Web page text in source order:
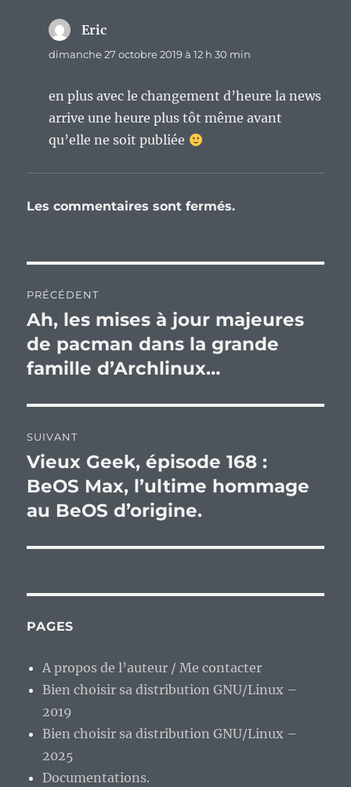
Eric
dimanche 27 octobre 2019 à 12 h 30 min
en plus avec le changement d’heure la news
arrive une heure plus tôt même avant
qu’elle ne soit publiée
Les commentaires sont fermés.
de
l’article
PRÉCÉDENT
Publication
précédente :
Ah, les mises à jour majeures
de pacman dans la grande
famille d’Archlinux…
SUIVANT
Publication
suivante :
Vieux Geek, épisode 168 :
BeOS Max, l’ultime hommage
au BeOS d’origine.
PAGES
A propos de l’auteur / Me contacter
Bien choisir sa distribution GNU/Linux –
2019
Bien choisir sa distribution GNU/Linux –
2025
Documentations.